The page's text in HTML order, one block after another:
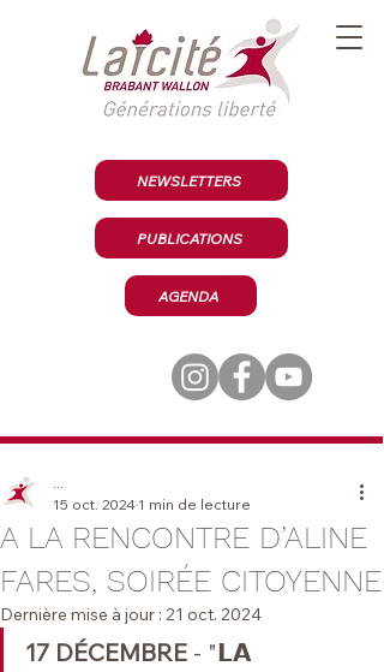
NEWSLETTERS
PUBLICATIONS
AGENDA
A LA RENCONTRE D’ALINE
FARES, SOIRÉE CITOYENNE
...
15 oct. 2024 1 min de lecture
Dernière mise à jour : 21 oct. 2024
17 DÉCEMBRE - "𝗟𝗔